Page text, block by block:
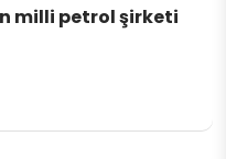
milli petrol şirketi